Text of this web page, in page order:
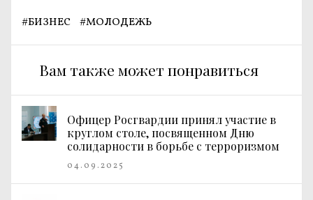
#БИЗНЕС #МОЛОДЕЖЬ
Вам также может понравиться
Офицер Росгвардии принял участие в
круглом столе, посвященном Дню
солидарности в борьбе с терроризмом
04.09.2025